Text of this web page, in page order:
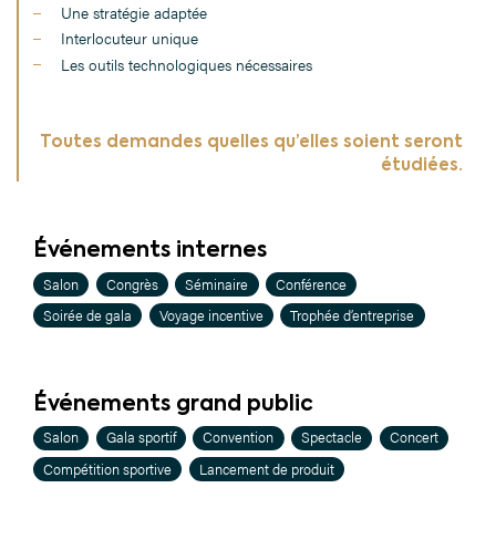
Une stratégie adaptée
Interlocuteur unique
Les outils technologiques nécessaires
Toutes demandes quelles qu’elles soient seront
étudiées.
Événements internes
Salon
Congrès Séminaire
Conférence
Soirée de gala
Voyage incentive Trophée d’entreprise
Événements grand public
Salon
Gala sportif Convention Spectacle
Concert
Compétition sportive
Lancement de produit